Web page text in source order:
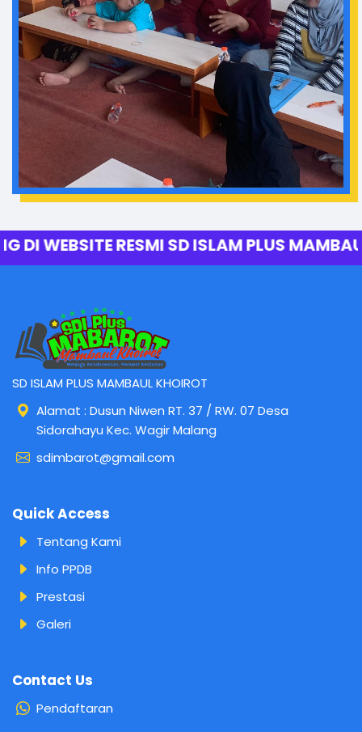
RESMI SD ISLAM PLUS MAMBAUL
SD ISLAM PLUS MAMBAUL KHOIROT
Alamat : Dusun Niwen RT. 37 / RW. 07 Desa
Sidorahayu Kec. Wagir Malang
sdimbarot@gmail.com
Quick Access
Tentang Kami
Info PPDB
Prestasi
Galeri
Contact Us
Pendaftaran